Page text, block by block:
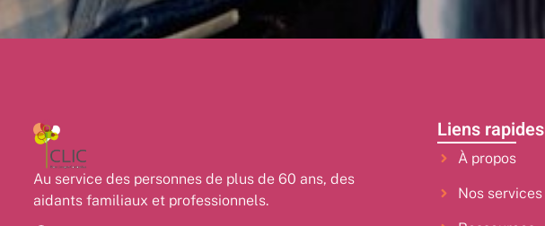
Au service des personnes de plus de 60 ans, des
aidants familiaux et professionnels.
Liens rapides
À propos
Nos services